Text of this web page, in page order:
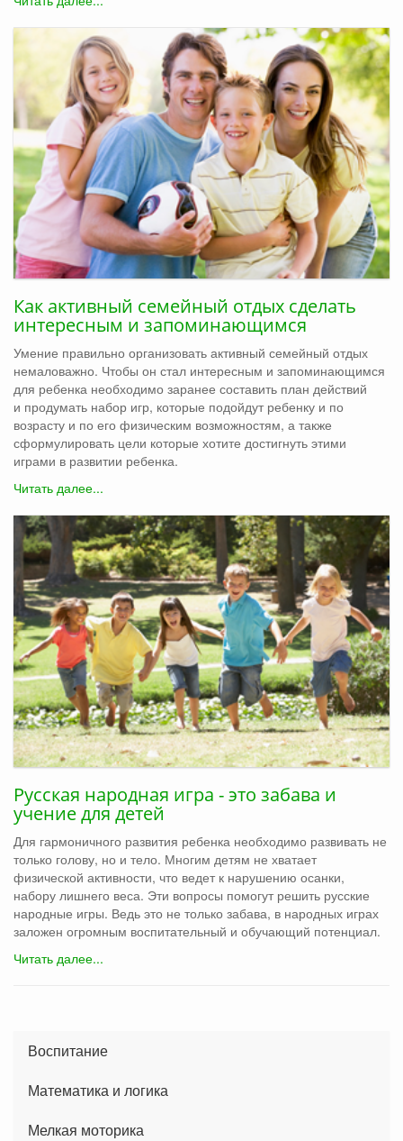
Как активный семейный отдых сделать
интересным и запоминающимся
Умение правильно организовать активный семейный отдых
немаловажно. Чтобы он стал интересным и запоминающимся
для ребенка необходимо заранее составить план действий
и продумать набор игр, которые подойдут ребенку и по
возрасту и по его физическим возможностям, а также
сформулировать цели которые хотите достигнуть этими
играми в развитии ребенка.
Читать далее...
Русская народная игра - это забава и
учение для детей
Для гармоничного развития ребенка необходимо развивать не
только голову, но и тело. Многим детям не хватает
физической активности, что ведет к нарушению осанки,
набору лишнего веса. Эти вопросы помогут решить русские
народные игры. Ведь это не только забава, в народных играх
заложен огромным воспитательный и обучающий потенциал.
Читать далее...
Воспитание
Математика и логика
Мелкая моторика